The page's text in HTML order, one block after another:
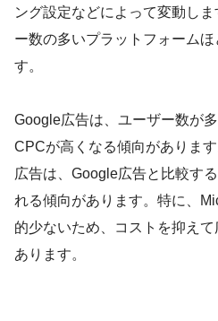
ング設定などによって変動し
ー数の多いプラットフォーム
す。
Google広告は、ユーザー数が
CPCが高くなる傾向がありま
広告は、Google広告と比較す
れる傾向があります。特に、
的少ないため、コストを抑え
あります。